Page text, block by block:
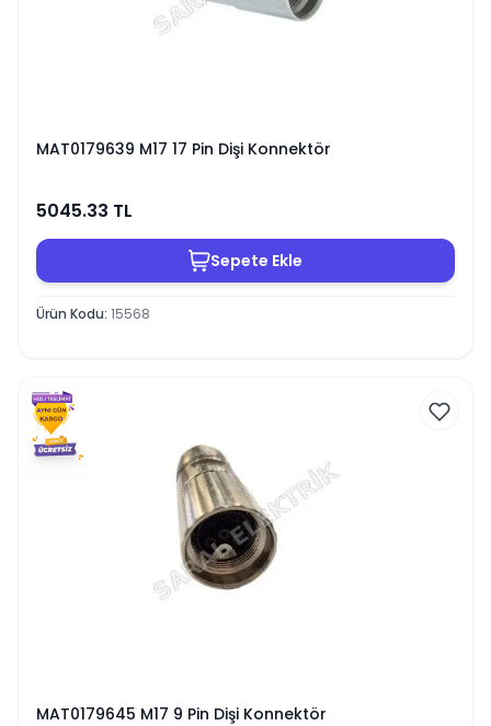
MAT0179639 M17 17 Pin Dişi Konnektör
5045.33 TL
Sepete Ekle
Ürün Kodu: 15568
MAT0179645 M17 9 Pin Dişi Konnektör